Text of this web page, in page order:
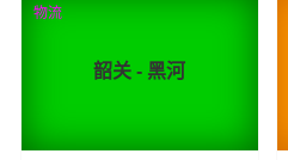
韶关 - 黑河
物流